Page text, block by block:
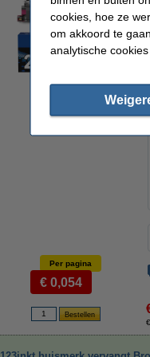
Per pagina
€ 0,054
cookies, hoe ze
om akkoord te
analytische